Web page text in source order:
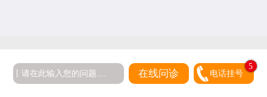
在线问诊 电话挂号
5